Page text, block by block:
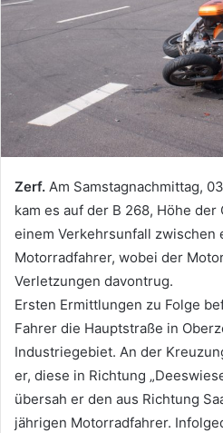
Zerf. Am Samstagnachmittag,
kam es auf der B 268, Höhe
einem Verkehrsunfall zwischen
Motorradfahrer, wobei der
Verletzungen davontrug.
Ersten Ermittlungen zu Folge
Fahrer die Hauptstraße in
Industriegebiet. An der
er, diese in Richtung
übersah er den aus Richtung
jährigen Motorradfahrer.